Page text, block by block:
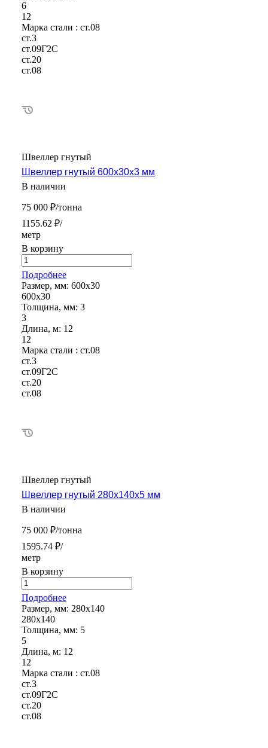
6
12
Марка стали : ст.08
ст.3
ст.09Г2С
ст.20
ст.08
Швеллер гнутый
Швеллер гнутый 600х30х3 мм
В наличии
75 000 ₽/тонна
1155.62 ₽/
метр
В корзину
Подробнее
Размер, мм: 600х30
600х30
Толщина, мм: 3
3
Длина, м: 12
12
Марка стали : ст.08
ст.3
ст.09Г2С
ст.20
ст.08
Швеллер гнутый
Швеллер гнутый 280х140х5 мм
В наличии
75 000 ₽/тонна
1595.74 ₽/
метр
В корзину
Подробнее
Размер, мм: 280х140
280х140
Толщина, мм: 5
5
Длина, м: 12
12
Марка стали : ст.08
ст.3
ст.09Г2С
ст.20
ст.08